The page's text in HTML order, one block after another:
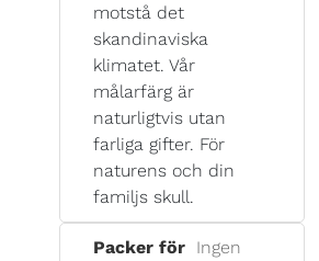
motstå det
skandinaviska
klimatet. Vår
målarfärg är
naturligtvis utan
farliga gifter. För
naturens och din
familjs skull.
Packer för Ingen